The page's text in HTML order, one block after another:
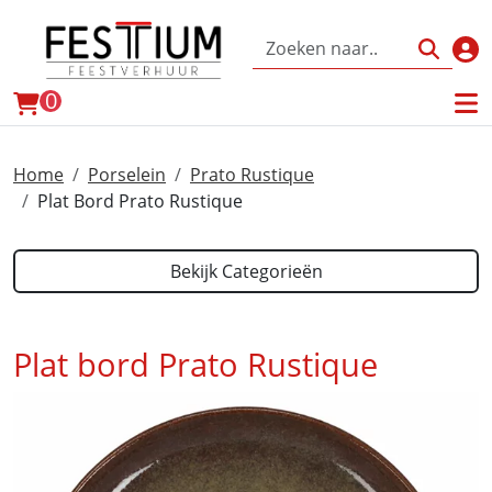
winkelwagen
0
Home Porselein
Prato Rustique
Plat Bord Prato Rustique
Bekijk Categorieën
Plat bord Prato Rustique